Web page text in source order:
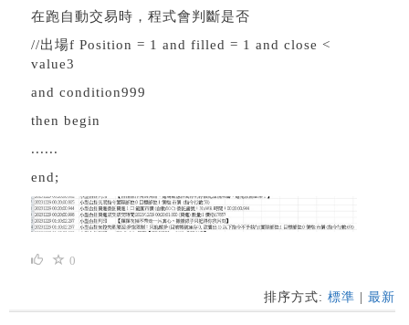
在跑自動交易時，程式會判斷是否
//出場f Position = 1 and filled = 1 and close <
value3
and condition999
then begin
......
end;
0
排序方式: 標準 最新